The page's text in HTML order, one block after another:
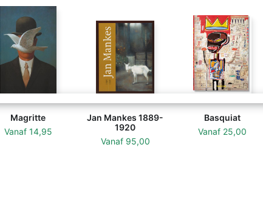
Magritte
Vanaf 14,95
Jan Mankes 1889-
1920
Vanaf 95,00
Basquiat
Vanaf 25,00